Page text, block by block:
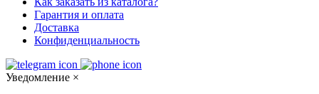
Гарантия и оплата
Доставка
Конфиденциальность
Уведомление ×